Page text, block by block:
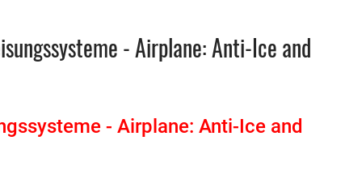
- Airplane: Anti-Ice and
- Airplane: Anti-Ice and